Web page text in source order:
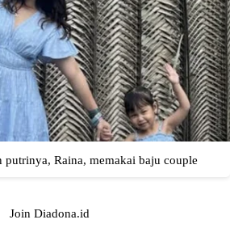
Join Diadona.id